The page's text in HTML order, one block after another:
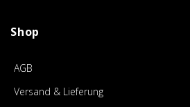
Shop
AGB
Versand & Lieferung